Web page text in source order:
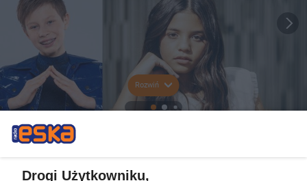
Rozwiń
Drogi Użytkowniku,